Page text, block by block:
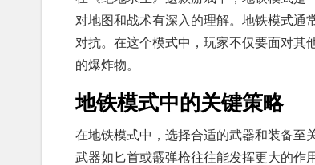
对地图和战术有深入的理解。地铁模式通
对抗。在这个模式中，玩家不仅要面对其
的爆炸物。
地铁模式中的关键策略
在地铁模式中，选择合适的武器和装备至
武器如匕首或霰弹枪往往能发挥更大的作